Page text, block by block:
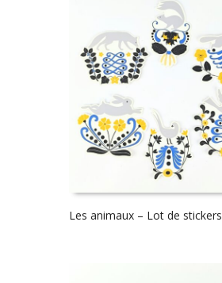
Les animaux – Lot de stickers